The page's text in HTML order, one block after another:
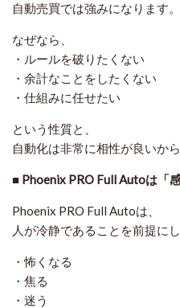
自動売買では強みになります。
なぜなら、
・ルールを破りたくない
・余計なことをしたくない
・仕組みに任せたい
という性質と、
自動化は非常に相性が良いか
■ Phoenix PRO Full Autoは「
Phoenix PRO Full Autoは、
人が冷静であることを前提に
・怖くなる
・焦る
・迷う